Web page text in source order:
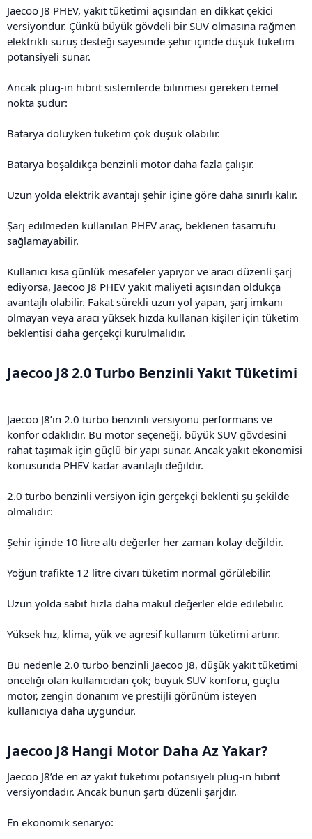
Jaecoo J8 PHEV, yakıt tüketimi açısından en dikkat çekici
versiyondur. Çünkü büyük gövdeli bir SUV olmasına rağmen
elektrikli sürüş desteği sayesinde şehir içinde düşük tüketim
potansiyeli sunar.
Ancak plug-in hibrit sistemlerde bilinmesi gereken temel
nokta şudur:
Batarya doluyken tüketim çok düşük olabilir.
Batarya boşaldıkça benzinli motor daha fazla çalışır.
Uzun yolda elektrik avantajı şehir içine göre daha sınırlı kalır.
Şarj edilmeden kullanılan PHEV araç, beklenen tasarrufu
sağlamayabilir.
Kullanıcı kısa günlük mesafeler yapıyor ve aracı düzenli şarj
ediyorsa, Jaecoo J8 PHEV yakıt maliyeti açısından oldukça
avantajlı olabilir. Fakat sürekli uzun yol yapan, şarj imkanı
olmayan veya aracı yüksek hızda kullanan kişiler için tüketim
beklentisi daha gerçekçi kurulmalıdır.
Jaecoo J8 2.0 Turbo Benzinli Yakıt Tüketimi​
Jaecoo J8’in 2.0 turbo benzinli versiyonu performans ve
konfor odaklıdır. Bu motor seçeneği, büyük SUV gövdesini
rahat taşımak için güçlü bir yapı sunar. Ancak yakıt ekonomisi
konusunda PHEV kadar avantajlı değildir.
2.0 turbo benzinli versiyon için gerçekçi beklenti şu şekilde
olmalıdır:
Şehir içinde 10 litre altı değerler her zaman kolay değildir.
Yoğun trafikte 12 litre civarı tüketim normal görülebilir.
Uzun yolda sabit hızla daha makul değerler elde edilebilir.
Yüksek hız, klima, yük ve agresif kullanım tüketimi artırır.
Bu nedenle 2.0 turbo benzinli Jaecoo J8, düşük yakıt tüketimi
önceliği olan kullanıcıdan çok; büyük SUV konforu, güçlü
motor, zengin donanım ve prestijli görünüm isteyen
kullanıcıya daha uygundur.
Jaecoo J8 Hangi Motor Daha Az Yakar?​
Jaecoo J8’de en az yakıt tüketimi potansiyeli plug-in hibrit
versiyondadır. Ancak bunun şartı düzenli şarjdır.
En ekonomik senaryo: